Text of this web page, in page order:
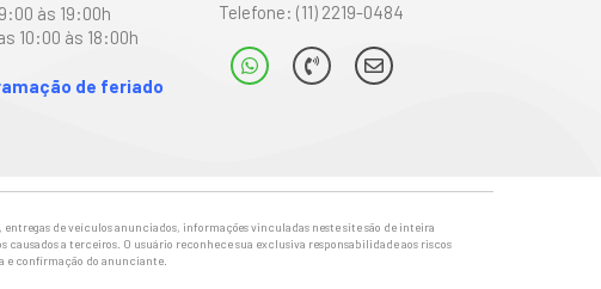
às 19:00h
10:00 às 18:00h
de feriado
Telefone: (11) 2219-0484
de veículos anunciados, informações vinculadas neste site são de inteira
a terceiros. O usuário reconhece sua exclusiva responsabilidade aos riscos
e confirmação do anunciante.